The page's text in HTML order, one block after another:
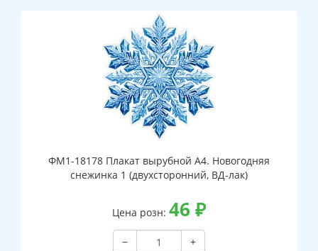
ФМ1-18178 Плакат вырубной А4. Новогодняя
снежинка 1 (двухсторонний, ВД-лак)
Цена розн: 46 ₽
−
+